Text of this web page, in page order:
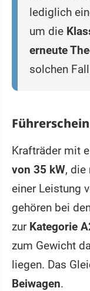
lediglich
um die
erneute
solchen Fall
Krafträder mit
von 35 kW, die
einer Leistung
gehören bei
zur Kategorie
zum Gewicht
liegen. Das
Beiwagen.